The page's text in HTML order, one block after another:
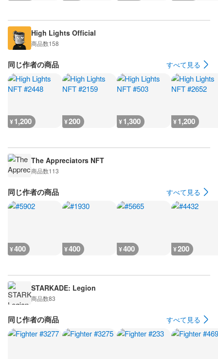
High Lights Official
商品数158
同じ作者の商品 すべて見る
¥1,200 ¥200 ¥1,300 ¥1,200
The Appreciators NFT
商品数113
同じ作者の商品 すべて見る
¥400 ¥400 ¥400 ¥200
STARKADE: Legion
商品数83
同じ作者の商品 すべて見る